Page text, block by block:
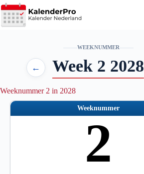
Ga
naar
de
WEEKNUMMER
← Week 2 2028
Weeknummer 2 in 2028
Weeknummer
2